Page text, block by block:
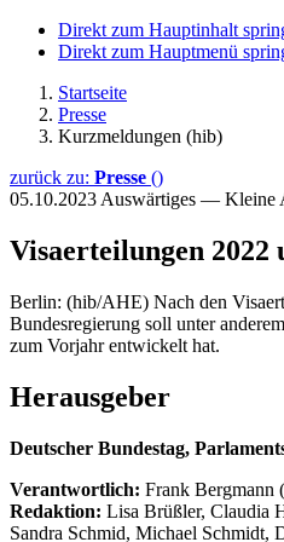
Direkt zum Hauptinhalt
Direkt zum Hauptmenü
Startseite
Presse
Kurzmeldungen (hib)
zurück zu: Presse ()
05.10.2023 Auswärtiges — Kleine
Visaerteilungen 2022
Berlin: (hib/AHE) Nach den
Bundesregierung soll unter
zum Vorjahr entwickelt hat.
Herausgeber
Deutscher Bundestag,
Verantwortlich: Frank Bergmann
Redaktion: Lisa Brüßler, Claudia
Sandra Schmid, Michael Schmidt,